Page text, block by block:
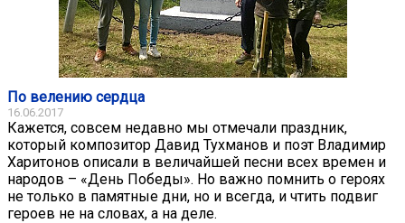
По велению сердца
16.06.2017
Кажется, совсем недавно мы отмечали праздник,
который композитор Давид Тухманов и поэт Владимир
Харитонов описали в величайшей песни всех времен и
народов – «День Победы». Но важно помнить о героях
не только в памятные дни, но и всегда, и чтить подвиг
героев не на словах, а на деле.